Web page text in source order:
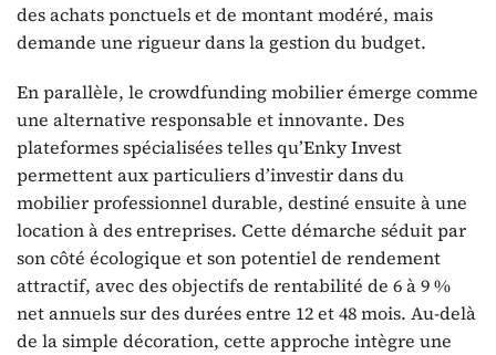
des achats ponctuels et de montant modéré, mais
demande une rigueur dans la gestion du budget.
En parallèle, le crowdfunding mobilier émerge comme
une alternative responsable et innovante. Des
plateformes spécialisées telles qu’Enky Invest
permettent aux particuliers d’investir dans du
mobilier professionnel durable, destiné ensuite à une
location à des entreprises. Cette démarche séduit par
son côté écologique et son potentiel de rendement
attractif, avec des objectifs de rentabilité de 6 à 9 %
net annuels sur des durées entre 12 et 48 mois. Au-delà
de la simple décoration, cette approche intègre une